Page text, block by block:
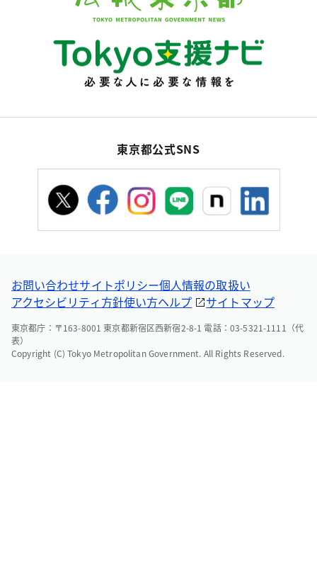
東京都公式SNS
お問い合わせサイトポリシー個人情報の取扱い
アクセシビリティ方針使い方ヘルプ サイトマップ
東京都庁：〒163-8001 東京都新宿区西新宿2-8-1 電話：03-5321-1111（代
表）
Copyright (C) Tokyo Metropolitan Government. All Rights Reserved.